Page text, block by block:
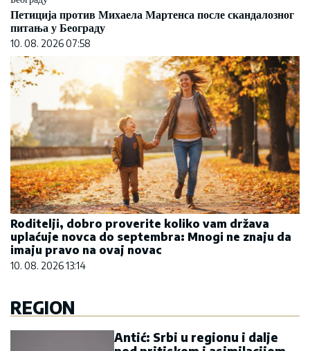
10. 08. 2026 07:58
Roditelji, dobro proverite koliko vam država
uplaćuje novca do septembra: Mnogi ne znaju da
imaju pravo na ovaj novac
10. 08. 2026 13:14
REGION
pod pritiskom i asimilacijom,
najteže stanje u Hrvatskoj i na
KiM